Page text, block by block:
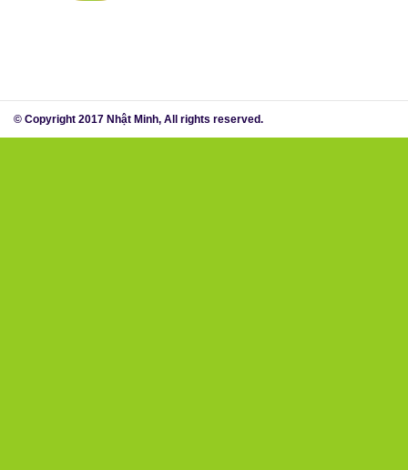
© Copyright 2017 Nhật Minh, All rights reserved.